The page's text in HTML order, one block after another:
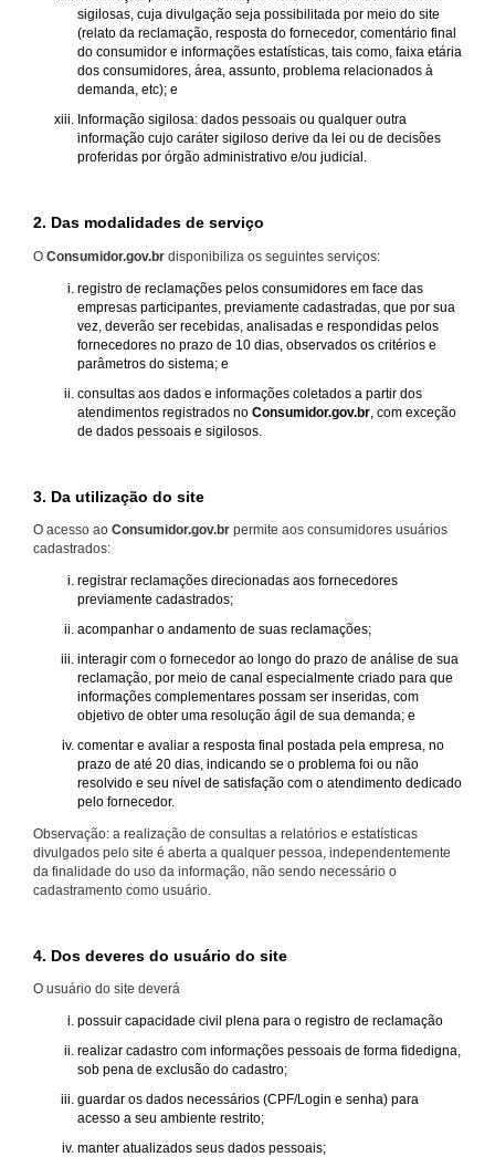
sigilosas, cuja divulgação seja possibilitada por meio do site
(relato da reclamação, resposta do fornecedor, comentário final
do consumidor e informações estatísticas, tais como, faixa etária
dos consumidores, área, assunto, problema relacionados à
demanda, etc); e
Informação sigilosa: dados pessoais ou qualquer outra
informação cujo caráter sigiloso derive da lei ou de decisões
proferidas por órgão administrativo e/ou judicial.
2. Das modalidades de serviço
O Consumidor.gov.br disponibiliza os seguintes serviços:
registro de reclamações pelos consumidores em face das
empresas participantes, previamente cadastradas, que por sua
vez, deverão ser recebidas, analisadas e respondidas pelos
fornecedores no prazo de 10 dias, observados os critérios e
parâmetros do sistema; e
consultas aos dados e informações coletados a partir dos
atendimentos registrados no Consumidor.gov.br , com exceção
de dados pessoais e sigilosos.
3. Da utilização do site
O acesso ao Consumidor.gov.br permite aos consumidores usuários
cadastrados:
registrar reclamações direcionadas aos fornecedores
previamente cadastrados;
acompanhar o andamento de suas reclamações;
interagir com o fornecedor ao longo do prazo de análise de sua
reclamação, por meio de canal especialmente criado para que
informações complementares possam ser inseridas, com
objetivo de obter uma resolução ágil de sua demanda; e
comentar e avaliar a resposta final postada pela empresa, no
prazo de até 20 dias, indicando se o problema foi ou não
resolvido e seu nível de satisfação com o atendimento dedicado
pelo fornecedor.
Observação: a realização de consultas a relatórios e estatísticas
divulgados pelo site é aberta a qualquer pessoa, independentemente
da finalidade do uso da informação, não sendo necessário o
cadastramento como usuário.
4. Dos deveres do usuário do site
O usuário do site deverá
possuir capacidade civil plena para o registro de reclamação
realizar cadastro com informações pessoais de forma fidedigna,
sob pena de exclusão do cadastro;
guardar os dados necessários (CPF/Login e senha) para
acesso a seu ambiente restrito;
manter atualizados seus dados pessoais;